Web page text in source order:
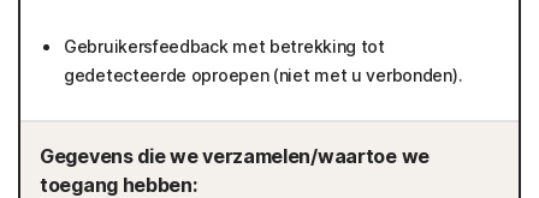
Gebruikersfeedback met betrekking tot
gedetecteerde oproepen (niet met u verbonden).
Gegevens die we verzamelen/waartoe we
toegang hebben: